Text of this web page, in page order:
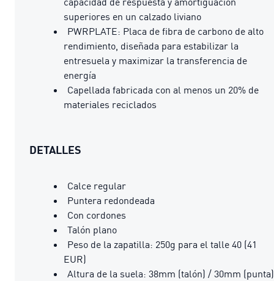
superiores en un calzado liviano
PWRPLATE: Placa de fibra de carbono de alto
rendimiento, diseñada para estabilizar la
entresuela y maximizar la transferencia de
energía
Capellada fabricada con al menos un 20% de
materiales reciclados
DETALLES
Calce regular
Puntera redondeada
Con cordones
Talón plano
Peso de la zapatilla: 250g para el talle 40 (41
EUR)
Altura de la suela: 38mm (talón) / 30mm (punta)